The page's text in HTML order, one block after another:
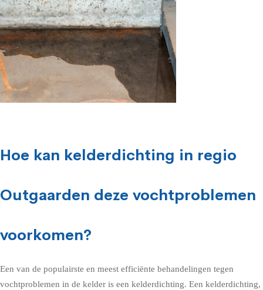
Hoe kan kelderdichting in regio
Outgaarden deze vochtproblemen
voorkomen?
Een van de populairste en meest efficiënte behandelingen tegen
vochtproblemen in de kelder is een kelderdichting. Een kelderdichting,